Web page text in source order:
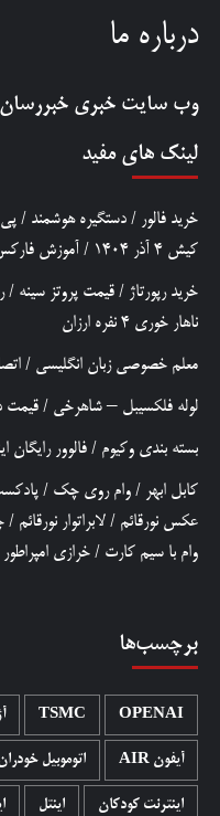
درباره ما
وب سایت خبری خبررسان
لینک های مفید
خرید فالور / دستگیره هوشمند /
کیش 4 آذر 1404
/ آموزش
خرید رپورتاژ / قیمت پروتز سینه /
ناهار خوری 4 نفره ارزان
معلم خصوصی زبان انگلیسی /
لوله فلکسیبل – شاهرخی / قیمت
بسته بندی وکیوم / فالوور رایگان
کابل ابهر / وام روی چک /
عکس نورقائم / لابراتوار نورقائم /
وام با سیم کارت / خرازی امپراطور
برچسب‌ها
OPENAI
TSMC
آیفون AIR اتوموبیل
اینترنت کودکان اینتل